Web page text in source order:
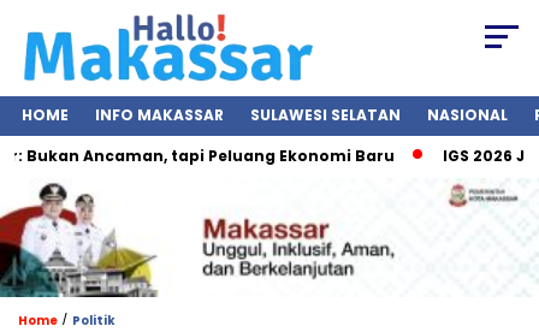
HOME INFO MAKASSAR SULAWESI SELATAN NASIONAL
Ancaman, tapi Peluang Ekonomi Baru
IGS 2026 Jadi
Home / Politik